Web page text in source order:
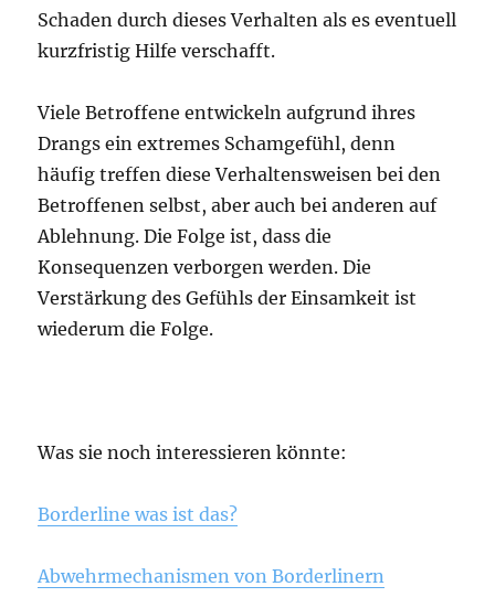
Schaden durch dieses Verhalten als es eventuell
kurzfristig Hilfe verschafft.
Viele Betroffene entwickeln aufgrund ihres
Drangs ein extremes Schamgefühl, denn
häufig treffen diese Verhaltensweisen bei den
Betroffenen selbst, aber auch bei anderen auf
Ablehnung. Die Folge ist, dass die
Konsequenzen verborgen werden. Die
Verstärkung des Gefühls der Einsamkeit ist
wiederum die Folge.
Was sie noch interessieren könnte:
Borderline was ist das?
Abwehrmechanismen von Borderlinern